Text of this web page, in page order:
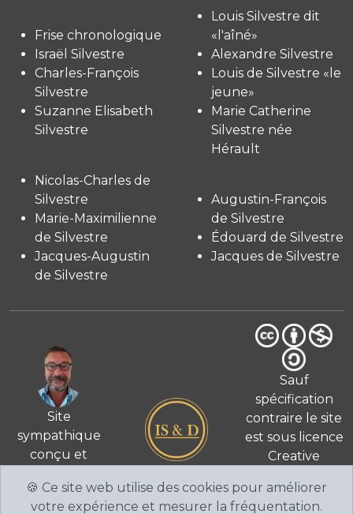
Frise chronologique
Israël Silvestre
Charles-François
Silvestre
Suzanne Elisabeth
Silvestre
Louis Silvestre dit
«l'aîné»
Alexandre Silvestre
Louis de Silvestre «le
jeune»
Marie Catherine
Silvestre née
Hérault
Nicolas-Charles de
Silvestre
Marie-Maximilienne
de Silvestre
Jacques-Augustin
de Silvestre
Augustin-François
de Silvestre
Édouard de Silvestre
Jacques de Silvestre
Site
sympathique
conçu et
par Fabien de
Silvestre
© 2026
Sauf
spécification
contraire le site
est sous licence
Creative
International
🍪 Ce site web utilise des cookies pour améliorer
votre expérience et mesurer la fréquentation.